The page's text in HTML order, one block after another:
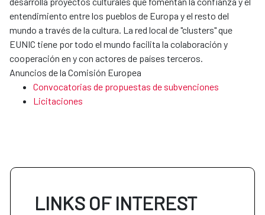
entendimiento entre los pueblos de Europa y el resto del
mundo a través de la cultura. La red local de "clusters" que
EUNIC tiene por todo el mundo facilita la colaboración y
cooperación en y con actores de países terceros.
Anuncios de la Comisión Europea
Convocatorias de propuestas de subvenciones
Licitaciones
LINKS OF INTEREST